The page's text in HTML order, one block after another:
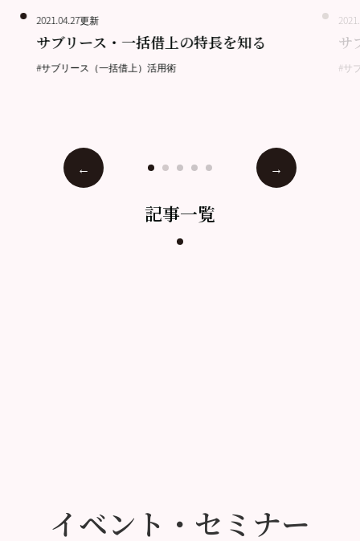
2021.04.27更新
サブリース・一括借上の特長を知る
#サブリース（一括借上）活用術
サ
#サ
記事一覧
イベント・セミナー